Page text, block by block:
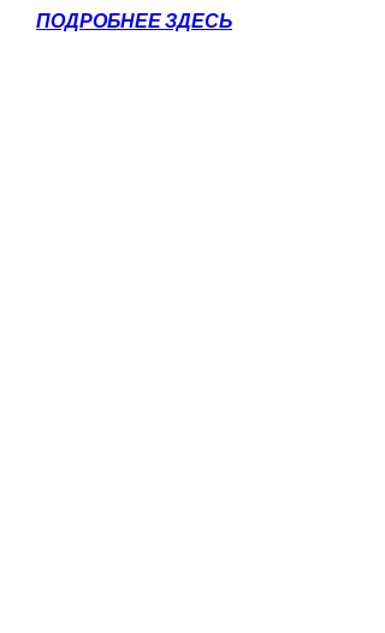
ПОДРОБНЕЕ ЗДЕСЬ